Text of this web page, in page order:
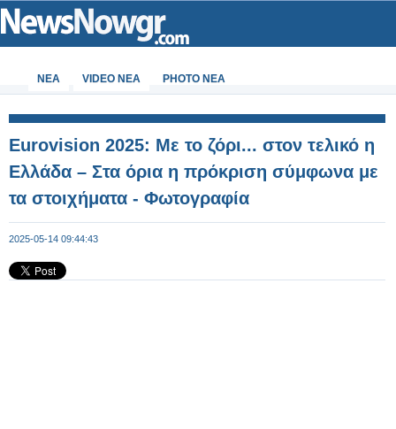
ΝΕΑ VIDEO NEA PHOTO NEA
Eurovision 2025: Με το ζόρι... στον τελικό η
Ελλάδα – Στα όρια η πρόκριση σύμφωνα με
τα στοιχήματα - Φωτογραφία
2025-05-14 09:44:43